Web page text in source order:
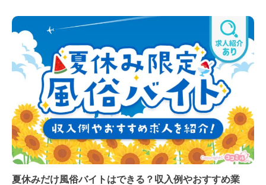
夏休みだけ風俗バイトはできる？収入例やおすすめ業